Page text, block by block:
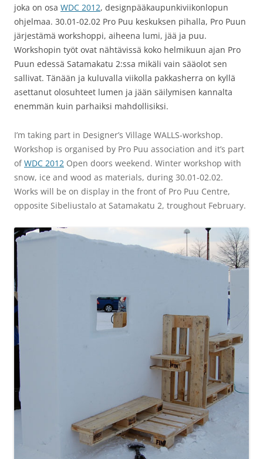
joka on osa WDC 2012, designpääkaupunkiviikonlopun
ohjelmaa. 30.01-02.02 Pro Puu keskuksen pihalla, Pro Puun
järjestämä workshoppi, aiheena lumi, jää ja puu.
Workshopin työt ovat nähtävissä koko helmikuun ajan Pro
Puun edessä Satamakatu 2:ssa mikäli vain sääolot sen
sallivat. Tänään ja kuluvalla viikolla pakkasherra on kyllä
asettanut olosuhteet lumen ja jään säilymisen kannalta
enemmän kuin parhaiksi mahdollisiksi.
I’m taking part in Designer’s Village WALLS-workshop.
Workshop is organised by Pro Puu association and it’s part
ofWDC 2012 Open doors weekend. Winter workshop with
snow, ice and wood as materials, during 30.01-02.02.
Works will be on display in the front of Pro Puu Centre,
opposite Sibeliustalo at Satamakatu 2, troughout February.